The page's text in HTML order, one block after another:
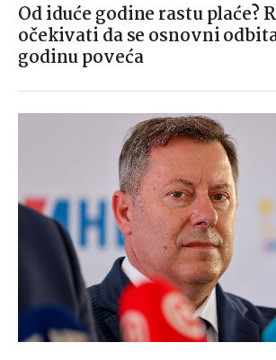
Od iduće godine rastu plaće?
očekivati da se osnovni
godinu poveća